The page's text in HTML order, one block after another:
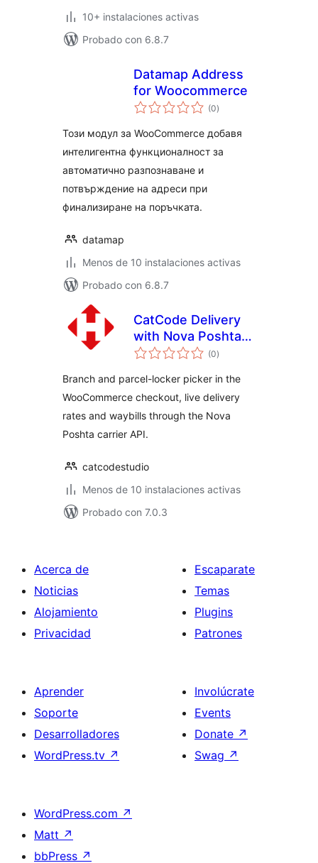
10+ instalaciones activas
Probado con 6.8.7
Datamap Address
for Woocommerce
(0total
de
)
Този модул за WooCommerce добавя
интелигентна функционалност за
автоматично разпознаване и
потвърждение на адреси при
финализиране на поръчката.
datamap
Menos de 10 instalaciones activas
Probado con 6.8.7
CatCode Delivery
with Nova Poshta
for WooCommerce
(0total
de
)
Branch and parcel-locker picker in the
WooCommerce checkout, live delivery
rates and waybills through the Nova
Poshta carrier API.
catcodestudio
Menos de 10 instalaciones activas
Probado con 7.0.3
Acerca de
Noticias
Alojamiento
Privacidad
Escaparate
Temas
Plugins
Patrones
Aprender
Soporte
Desarrolladores
WordPress.tv ↗
Involúcrate
Events
Donate ↗
Swag ↗
WordPress.com ↗
Matt ↗
bbPress ↗